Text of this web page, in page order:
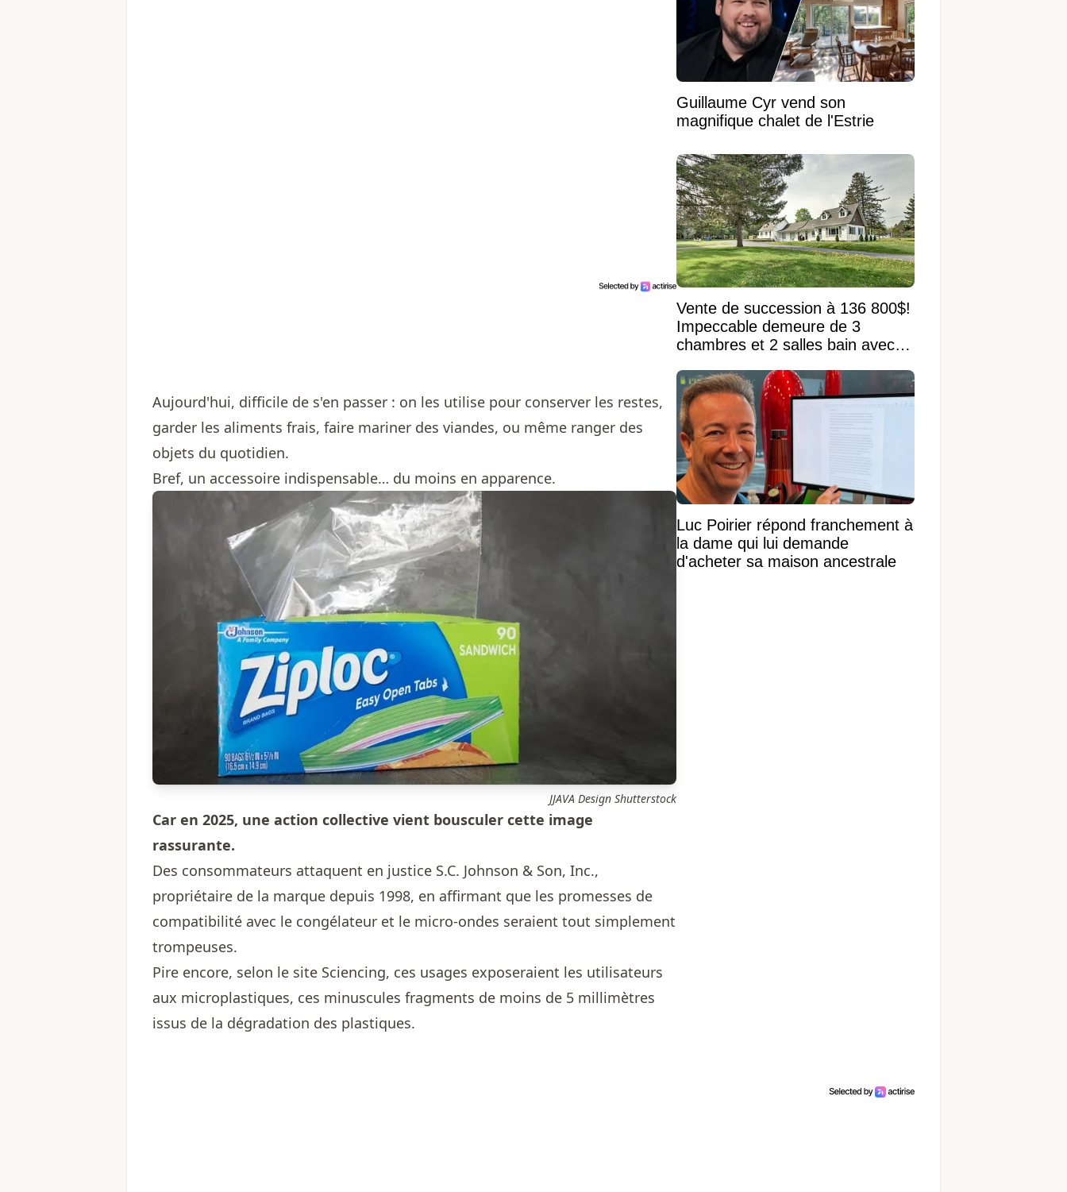
Aujourd'hui, difficile de s'en passer : on les utilise pour conserver les restes,
garder les aliments frais, faire mariner des viandes, ou même ranger des
objets du quotidien.
Bref, un accessoire indispensable… du moins en apparence.
JJAVA Design Shutterstock
Car en 2025, une action collective vient bousculer cette image
rassurante.
Des consommateurs attaquent en justice S.C. Johnson & Son, Inc.,
propriétaire de la marque depuis 1998, en affirmant que les promesses de
compatibilité avec le congélateur et le micro-ondes seraient tout simplement
trompeuses.
Pire encore, selon le site Sciencing, ces usages exposeraient les utilisateurs
aux microplastiques, ces minuscules fragments de moins de 5 millimètres
issus de la dégradation des plastiques.
Guillaume Cyr vend son
magnifique chalet de l'Estrie
Vente de succession à 136 800$!
Impeccable demeure de 3
chambres et 2 salles bain avec
Luc Poirier répond franchement à
la dame qui lui demande
d'acheter sa maison ancestrale